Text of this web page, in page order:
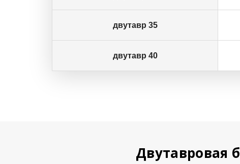
двутавр 35
двутавр 40
Двутавровая